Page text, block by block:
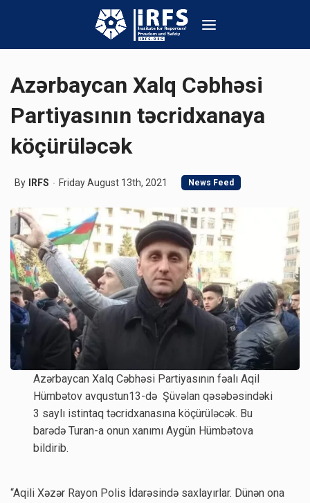
Azərbaycan Xalq Cəbhəsi
Partiyasının təcridxanaya
köçürüləcək
By IRFS Friday August 13th, 2021 News Feed
Azərbaycan Xalq Cəbhəsi Partiyasının fəalı Aqil
Hümbətov avqustun13-də Şüvəlan qəsəbəsindəki
3 saylı istintaq təcridxanasına köçürüləcək. Bu
barədə Turan-a onun xanımı Aygün Hümbətova
bildirib.
“Aqili Xəzər Rayon Polis İdarəsində saxlayırlar. Dünən ona